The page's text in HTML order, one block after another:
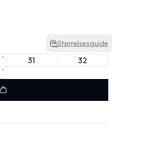
Størrelsesguide
31
32